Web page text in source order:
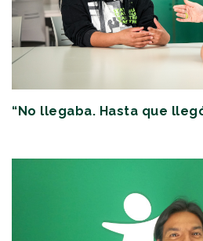
“No llegaba. Hasta que